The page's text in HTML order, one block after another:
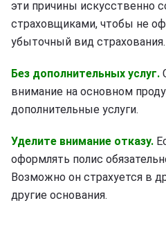
эти причины искусственно
страховщиками, чтобы не
убыточный вид страхования.
Без дополнительных услуг.
внимание на основном
дополнительные услуги.
Уделите внимание отказу.
оформлять полис
Возможно он страхуется в
другие основания.